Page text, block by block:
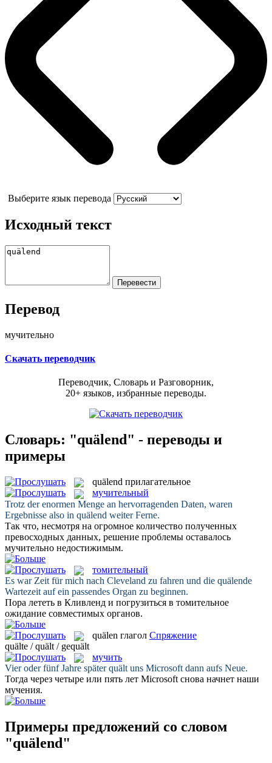
Выберите язык перевода
Исходный текст
Перевод
мучительно
Скачать переводчик
Переводчик, Словарь и Разговорник,
20+ языков, избранные переводы.
Словарь: "quälend" - переводы и
примеры
quälend прилагательное
мучительный
Trotz der enormen Menge an hervorragenden Daten, waren
Ergebnisse also in quälend weiter Ferne.
Так что, несмотря на огромное количество полученных
превосходных данных, решение проблемы оставалось
мучительно недостижимым.
томительный
Es war Zeit für mich nach Cleveland zu fahren und die quälende
Wartezeit auf ein passendes Organ zu beginnen.
Пора лететь в Кливленд и погрузиться в томительное
ожидание совместимых органов.
quälen глагол Спряжение
quälte / quält / gequält
мучить
Vier oder fünf Jahre späterquältuns Microsoft dann aufs Neue.
Тогда через четыре или пять лет Microsoft снова начнет наши
мучения.
Примеры предложений со словом
"quälend"